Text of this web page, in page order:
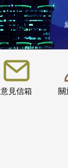
意見信箱 關
:::